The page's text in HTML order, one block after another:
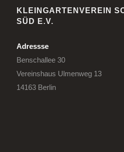
KLEINGARTENVEREIN
SÜD E.V.
Adressse
Benschallee 30
Vereinshaus Ulmenweg 13
14163 Berlin